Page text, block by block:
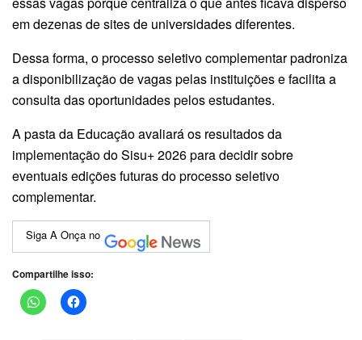
em dezenas de sites de universidades diferentes.
Dessa forma, o processo seletivo complementar padroniza
a disponibilização de vagas pelas instituições e facilita a
consulta das oportunidades pelos estudantes.
A pasta da Educação avaliará os resultados da
implementação do Sisu+ 2026 para decidir sobre
eventuais edições futuras do processo seletivo
complementar.
Siga A Onça no
Compartilhe isso: